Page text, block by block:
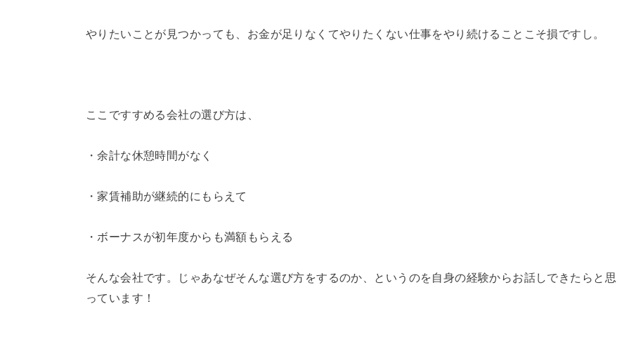
やりたいことが見つかっても、お金が足りなくてやりたくない仕事をやり続けることこそ損ですし。
ここですすめる会社の選び方は、
・余計な休憩時間がなく
・家賃補助が継続的にもらえて
・ボーナスが初年度からも満額もらえる
そんな会社です。じゃあなぜそんな選び方をするのか、というのを自身の経験からお話しできたらと思
っています！